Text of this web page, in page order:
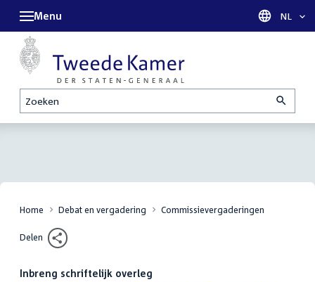
Zoeken
Menu Taal
NL
Home Debat en vergadering Commissievergaderingen
Delen
Inbreng schriftelijk overleg